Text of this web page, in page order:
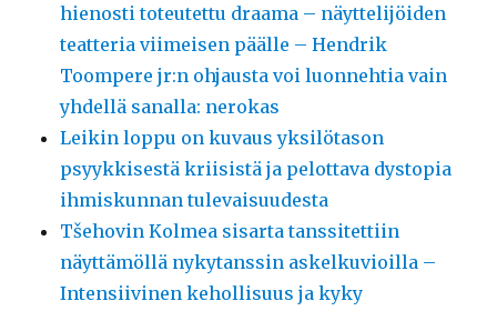
hienosti toteutettu draama – näyttelijöiden
teatteria viimeisen päälle – Hendrik
Toompere jr:n ohjausta voi luonnehtia vain
yhdellä sanalla: nerokas
Leikin loppu on kuvaus yksilötason
psyykkisestä kriisistä ja pelottava dystopia
ihmiskunnan tulevaisuudesta
Tšehovin Kolmea sisarta tanssitettiin
näyttämöllä nykytanssin askelkuvioilla –
Intensiivinen kehollisuus ja kyky